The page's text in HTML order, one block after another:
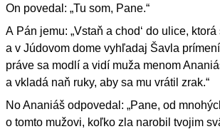
On povedal: „Tu som, Pane.“
A Pán jemu: „Vstaň a chod‘ do ulice,
a v Júdovom dome vyhľadaj Šavla
práve sa modlí a vidí muža menom
a vkladá naň ruky, aby sa mu vrátil zrak.“
No Ananiáš odpovedal: „Pane, od
o tomto mužovi, koľko zla narobil tvojim